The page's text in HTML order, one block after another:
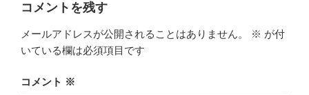
コメントを残す
メールアドレスが公開されることはありません。 ※ が付
いている欄は必須項目です
コメント ※